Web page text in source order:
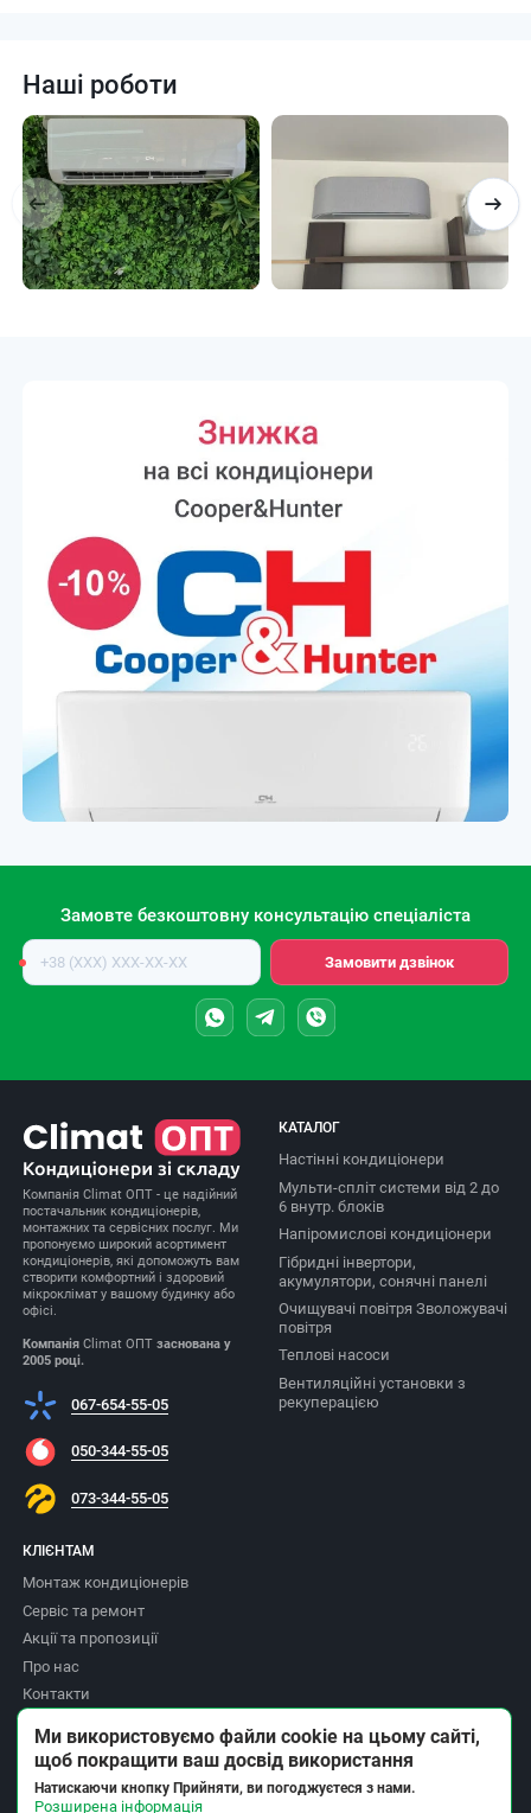
Наші роботи
Замовте безкоштовну консультацію спеціаліста
Номер
телефону
Замовити дзвінок
Компанія Climat ОПТ - це надійний
постачальник кондиціонерів,
монтажних та сервісних послуг. Ми
пропонуємо широкий асортимент
кондиціонерів, які допоможуть вам
створити комфортний і здоровий
мікроклімат у вашому будинку або
офісі.
Компанія Climat ОПТзаснована у
2005 році.
067-654-55-05
050-344-55-05
073-344-55-05
КАТАЛОГ
Настінні кондиціонери
Мульти-спліт системи від 2 до
6 внутр. блоків
Напіромислові кондиціонери
Гібридні інвертори,
акумулятори, сонячні панелі
Очищувачі повітря Зволожувачі
повітря
Теплові насоси
Вентиляційні установки з
рекуперацією
КЛІЄНТАМ
Монтаж кондиціонерів
Сервіс та ремонт
Акції та пропозиції
Про нас
Контакти
Повернення товару
Ми використовуємо файли cookie на цьому сайті,
щоб покращити ваш досвід використання
Натискаючи кнопку Прийняти, ви погоджуєтеся з нами.
Розширена інформація